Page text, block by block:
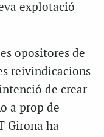
explotació
opositores de
reivindicacions
de crear
a prop de
Girona ha